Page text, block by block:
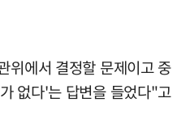
위에서 결정할 문제이고 중
없다'는 답변을 들었다"고